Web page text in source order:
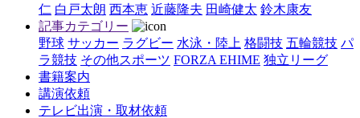
仁 白戸太朗 西本恵 近藤隆夫 田崎健太 鈴木康友
記事カテゴリー
野球 サッカー ラグビー 水泳・陸上 格闘技 五輪競技 パ
ラ競技 その他スポーツ FORZA EHIME 独立リーグ
書籍案内
講演依頼
テレビ出演・取材依頼